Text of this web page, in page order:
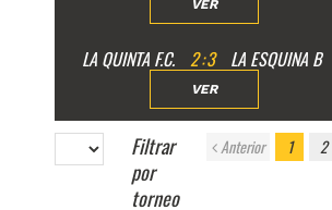
VER
LA QUINTA F.C. 2:3 LA ESQUINA B
VER
Filtrar
por
torneo
Anterior 1 2